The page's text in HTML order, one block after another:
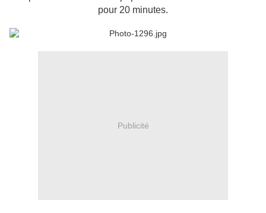
pour 20 minutes.
Publicité